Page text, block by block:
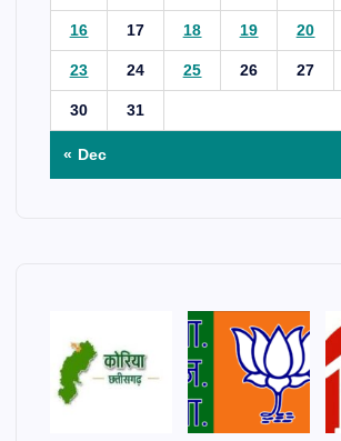
16 17 18 19 20
23 24 25 26 27
30 31
« Dec